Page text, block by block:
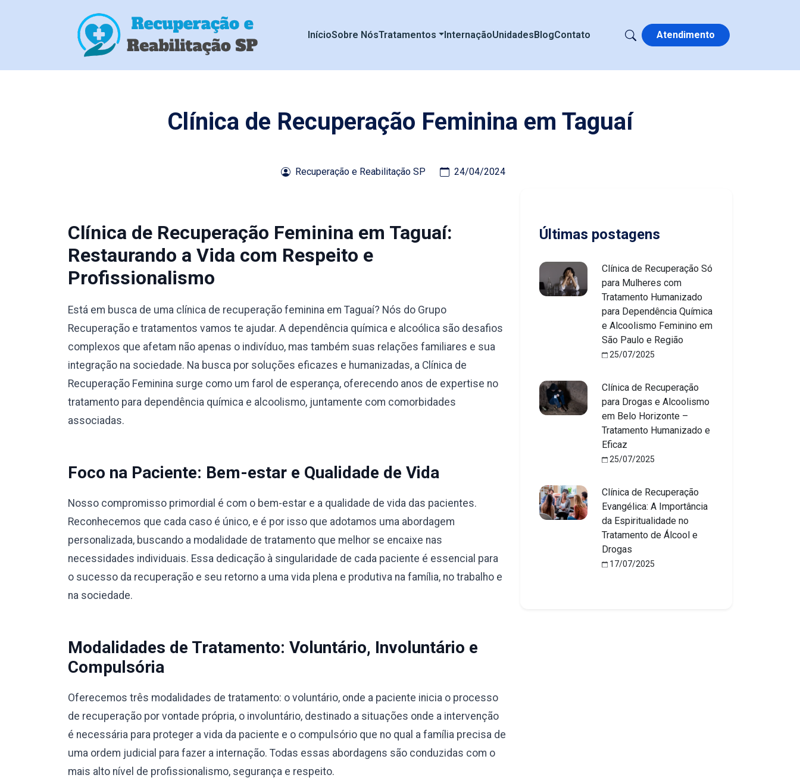
InícioSobre NósTratamentos InternaçãoUnidadesBlogContato Atendimento
Clínica de Recuperação Feminina em Taguaí
Recuperação e Reabilitação SP 24/04/2024
Clínica de Recuperação Feminina em Taguaí:
Restaurando a Vida com Respeito e
Profissionalismo
Está em busca de uma clínica de recuperação feminina em Taguaí? Nós do Grupo
Recuperação e tratamentos vamos te ajudar. A dependência química e alcoólica são desafios
complexos que afetam não apenas o indivíduo, mas também suas relações familiares e sua
integração na sociedade. Na busca por soluções eficazes e humanizadas, a Clínica de
Recuperação Feminina surge como um farol de esperança, oferecendo anos de expertise no
tratamento para dependência química e alcoolismo, juntamente com comorbidades
associadas.
Foco na Paciente: Bem-estar e Qualidade de Vida
Nosso compromisso primordial é com o bem-estar e a qualidade de vida das pacientes.
Reconhecemos que cada caso é único, e é por isso que adotamos uma abordagem
personalizada, buscando a modalidade de tratamento que melhor se encaixe nas
necessidades individuais. Essa dedicação à singularidade de cada paciente é essencial para
o sucesso da recuperação e seu retorno a uma vida plena e produtiva na família, no trabalho e
na sociedade.
Modalidades de Tratamento: Voluntário, Involuntário e
Compulsória
Oferecemos três modalidades de tratamento: o voluntário, onde a paciente inicia o processo
de recuperação por vontade própria, o involuntário, destinado a situações onde a intervenção
é necessária para proteger a vida da paciente e o compulsório que no qual a família precisa de
uma ordem judicial para fazer a internação. Todas essas abordagens são conduzidas com o
mais alto nível de profissionalismo, segurança e respeito.
Últimas postagens
Clínica de Recuperação Só
para Mulheres com
Tratamento Humanizado
para Dependência Química
e Alcoolismo Feminino em
São Paulo e Região
25/07/2025
Clínica de Recuperação
para Drogas e Alcoolismo
em Belo Horizonte –
Tratamento Humanizado e
Eficaz
25/07/2025
Clínica de Recuperação
Evangélica: A Importância
da Espiritualidade no
Tratamento de Álcool e
Drogas
17/07/2025